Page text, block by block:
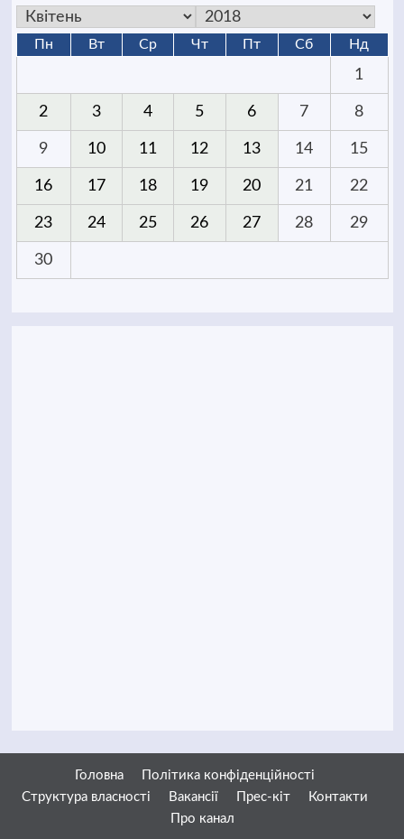
Пн Вт Ср Чт Пт Сб Нд
1
2 3 4 5 6 7 8
9 10 11 12 13 14 15
16 17 18 19 20 21 22
23 24 25 26 27 28 29
30
Головна
Політика конфіденційності
Структура власності
Вакансії Прес-кіт
Контакти
Про канал